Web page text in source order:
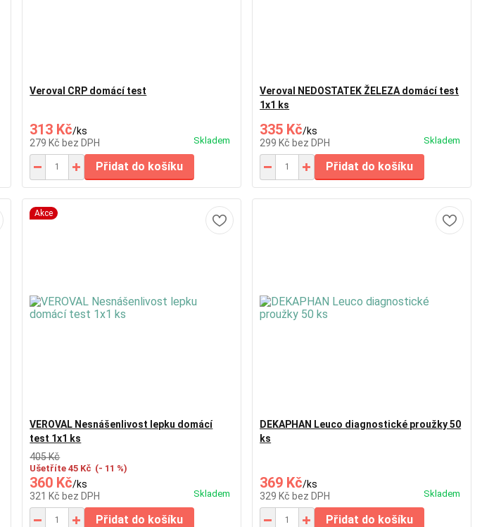
Veroval CRP domácí test
313 Kč/ks
279 Kčbez DPH Skladem
Přidat do košíku
Veroval NEDOSTATEK ŽELEZA domácí test
1x1 ks
335 Kč/ks
299 Kčbez DPH Skladem
Přidat do košíku
Akce
VEROVAL Nesnášenlivost lepku domácí
test 1x1 ks
405 Kč
Ušetříte 45 Kč (- 11 %)
360 Kč/ks
321 Kčbez DPH Skladem
Přidat do košíku
DEKAPHAN Leuco diagnostické proužky 50
ks
369 Kč/ks
329 Kčbez DPH Skladem
Přidat do košíku